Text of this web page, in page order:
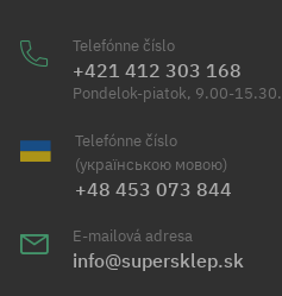
Telefónne číslo
+421 412 303 168
Pondelok-piatok, 9.00-15.30.
Telefónne číslo
(українською мовою)
+48 453 073 844
E-mailová adresa
info@supersklep.sk